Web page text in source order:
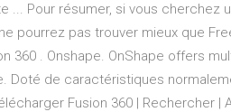
... Pour résumer, si vous cherchez
pourrez pas trouver mieux que
360 . Onshape. OnShape offers
Doté de caractéristiques
Fusion 360 | Rechercher |